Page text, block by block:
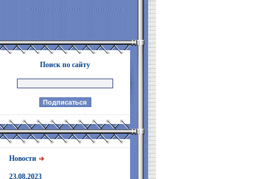
Поиск по сайту
Новости
23.08.2023